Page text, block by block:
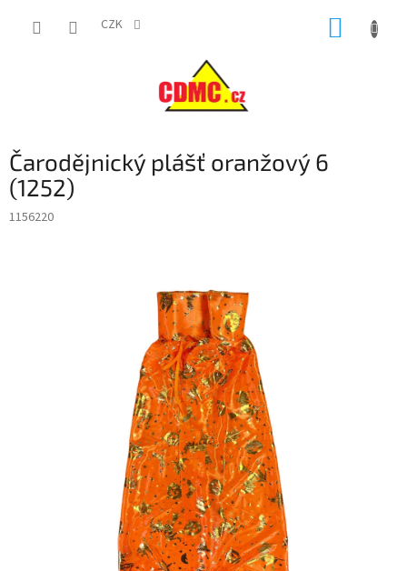
CZK
Čarodějnický plášť oranžový 6
(1252)
1156220